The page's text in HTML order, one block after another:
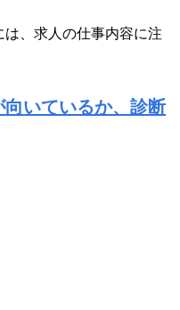
、求人の仕事内容に注
いているか、診断